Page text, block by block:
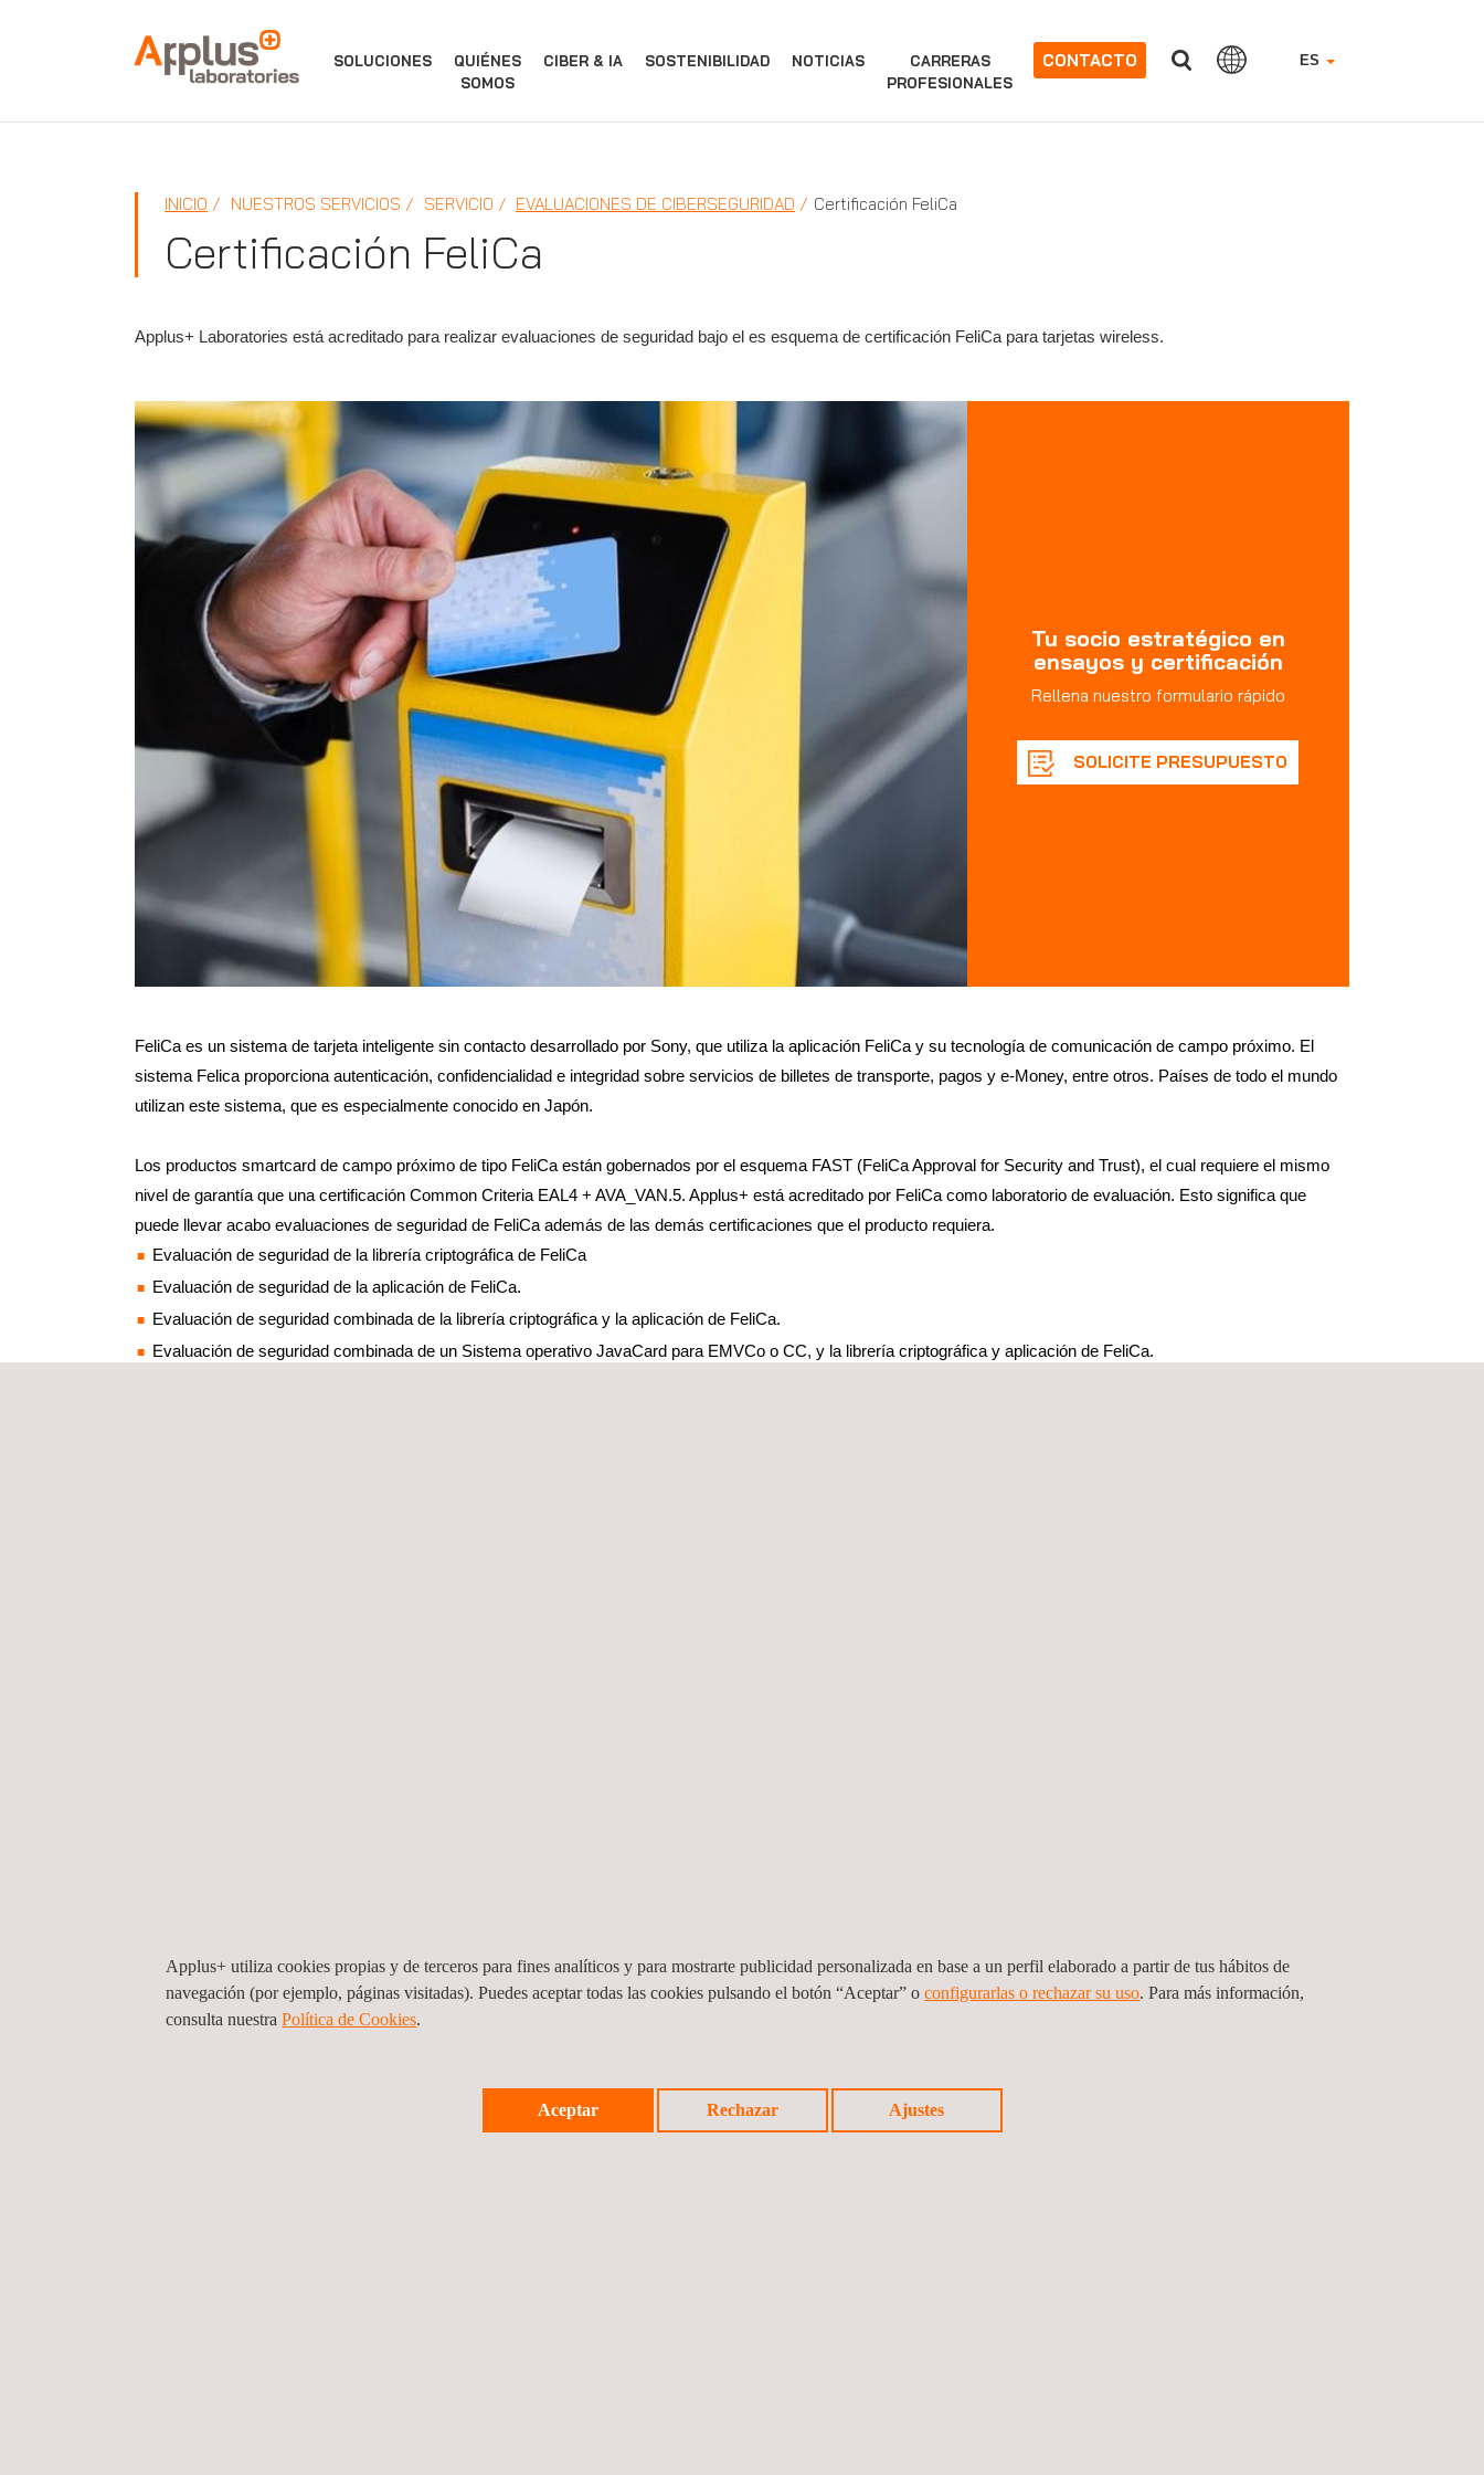
APPLUS+ ES
SOLUCIONES
QUIÉNES
SOMOS
CIBER & IA SOSTENIBILIDAD NOTICIAS
CARRERAS
PROFESIONALES
CONTACTO
INICIO NUESTROS SERVICIOS SERVICIO EVALUACIONES DE CIBERSEGURIDAD Certificación FeliCa
Certificación FeliCa
Applus+ Laboratories está acreditado para realizar evaluaciones de seguridad bajo el es esquema de certificación FeliCa para tarjetas wireless.
Tu socio estratégico en
ensayos y certificación
Rellena nuestro formulario rápido
SOLICITE PRESUPUESTO
FeliCa es un sistema de tarjeta inteligente sin contacto desarrollado por Sony, que utiliza la aplicación FeliCa y su tecnología de comunicación de campo próximo. El
sistema Felica proporciona autenticación, confidencialidad e integridad sobre servicios de billetes de transporte, pagos y e-Money, entre otros. Países de todo el mundo
utilizan este sistema, que es especialmente conocido en Japón.
Los productos smartcard de campo próximo de tipo FeliCa están gobernados por el esquema FAST (FeliCa Approval for Security and Trust), el cual requiere el mismo
nivel de garantía que una certificación Common Criteria EAL4 + AVA_VAN.5. Applus+ está acreditado por FeliCa como laboratorio de evaluación. Esto significa que
puede llevar acabo evaluaciones de seguridad de FeliCa además de las demás certificaciones que el producto requiera.
Evaluación de seguridad de la librería criptográfica de FeliCa
Evaluación de seguridad de la aplicación de FeliCa.
Evaluación de seguridad combinada de la librería criptográfica y la aplicación de FeliCa.
Evaluación de seguridad combinada de un Sistema operativo JavaCard para EMVCo o CC, y la librería criptográfica y aplicación de FeliCa.
SOLICITE PRESUPUESTO
Applus+ utiliza cookies propias y de terceros para fines analíticos y para mostrarte publicidad personalizada en base a un perfil elaborado a partir de tus hábitos de
navegación (por ejemplo, páginas visitadas). Puedes aceptar todas las cookies pulsando el botón “Aceptar” oconfigurarlas o rechazar su uso. Para más información,
consulta nuestraPolítica de Cookies. ​
Aceptar Rechazar Ajustes